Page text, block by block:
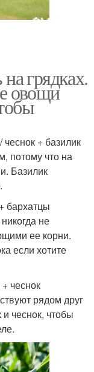
грядках.
овощи
+ базилик
потому что на
Базилик
бархатцы
не
ее корни.
если хотите
чеснок
рядом друг
чеснок, чтобы